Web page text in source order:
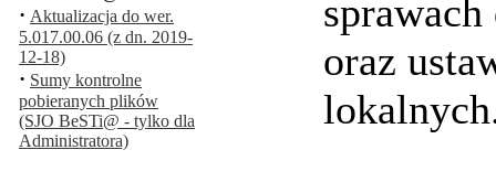
· Aktualizacja do wer.
5.017.00.06 (z dn. 2019-
12-18)
· Sumy kontrolne
pobieranych plików
(SJO BeSTi@ - tylko dla
Administratora)
oraz